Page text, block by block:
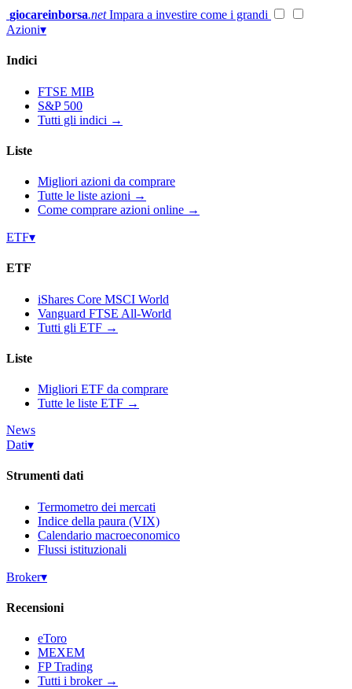
Vai
al
giocareinborsa.net Impara a investire come i grandi
Azioni▾
Indici
FTSE MIB
S&P 500
Tutti gli indici →
Liste
Migliori azioni da comprare
Tutte le liste azioni →
Come comprare azioni online →
ETF▾
ETF
iShares Core MSCI World
Vanguard FTSE All-World
Tutti gli ETF →
Liste
Migliori ETF da comprare
Tutte le liste ETF →
News
Dati▾
Strumenti dati
Termometro dei mercati
Indice della paura (VIX)
Calendario macroeconomico
Flussi istituzionali
Broker▾
Recensioni
eToro
MEXEM
FP Trading
Tutti i broker →